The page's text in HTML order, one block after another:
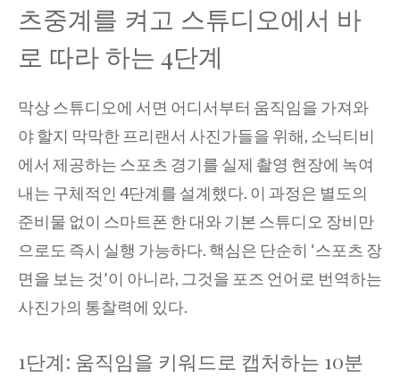
츠중계를 켜고 스튜디오에서 바
로 따라 하는 4단계
막상 스튜디오에 서면 어디서부터 움직임을 가져와
야 할지 막막한 프리랜서 사진가들을 위해, 소닉티비
에서 제공하는 스포츠 경기를 실제 촬영 현장에 녹여
내는 구체적인 4단계를 설계했다. 이 과정은 별도의
준비물 없이 스마트폰 한 대와 기본 스튜디오 장비만
으로도 즉시 실행 가능하다. 핵심은 단순히 ‘스포츠 장
면을 보는 것’이 아니라, 그것을 포즈 언어로 번역하는
사진가의 통찰력에 있다.
1단계: 움직임을 키워드로 캡처하는 10분